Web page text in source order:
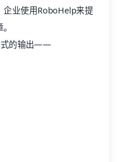
企业使用RoboHelp来提
式的输出——